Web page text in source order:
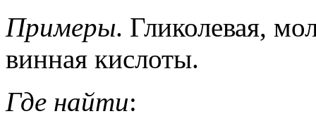
Примеры. Гликолевая,
винная кислоты.
Где найти: